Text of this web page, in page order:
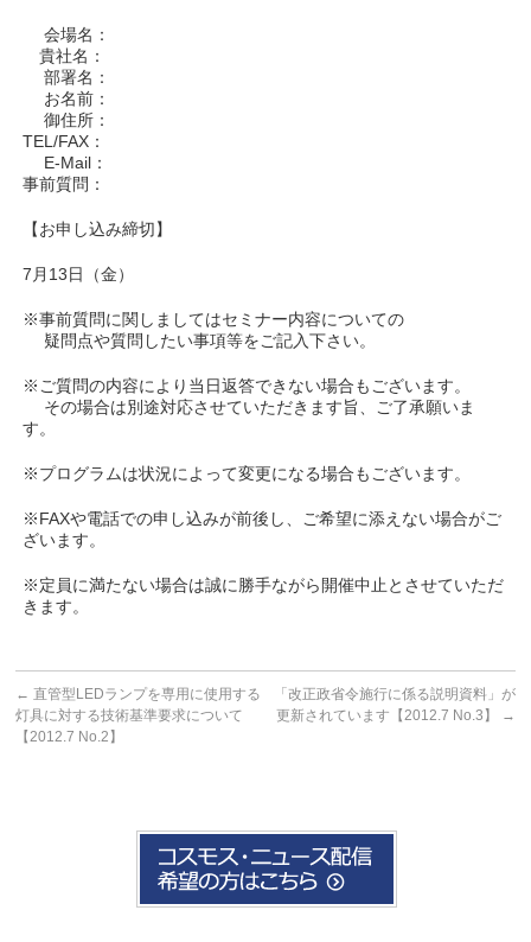
会場名：
貴社名：
部署名：
お名前：
御住所：
TEL/FAX：
E-Mail：
事前質問：
【お申し込み締切】
7月13日（金）
※事前質問に関しましてはセミナー内容についての
疑問点や質問したい事項等をご記入下さい。
※ご質問の内容により当日返答できない場合もございます。
その場合は別途対応させていただきます旨、ご了承願いま
す。
※プログラムは状況によって変更になる場合もございます。
※FAXや電話での申し込みが前後し、ご希望に添えない場合がご
ざいます。
※定員に満たない場合は誠に勝手ながら開催中止とさせていただ
きます。
← 直管型LEDランプを専用に使用する
灯具に対する技術基準要求について
【2012.7 No.2】
「改正政省令施行に係る説明資料」が
更新されています【2012.7 No.3】
→